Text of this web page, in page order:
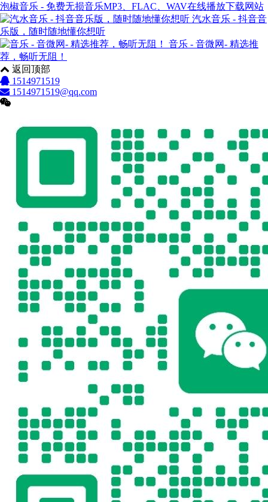
泡椒音乐 - 免费无损音乐MP3、FLAC、WAV在线播放下载网站
汽水音乐 - 抖音音
乐版，随时随地懂你想听
音乐 - 音微网- 精选推
荐，畅听无阻！
返回顶部
1514971519
1514971519@qq.com